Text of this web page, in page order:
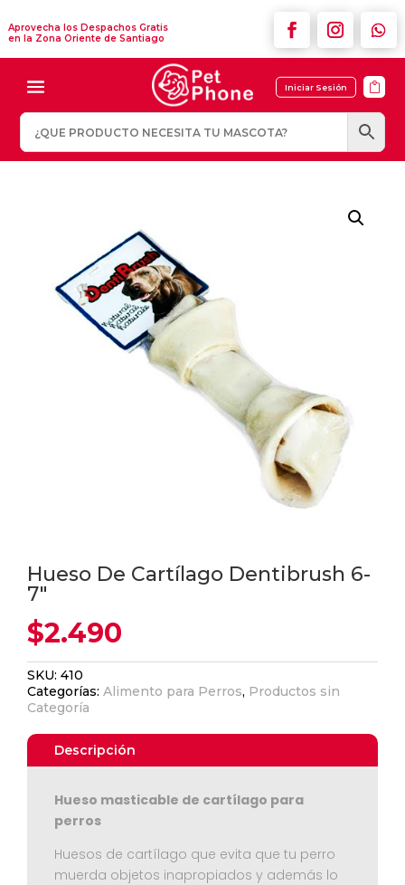
Aprovecha los Despachos Gratis
en la Zona Oriente de Santiago
Iniciar Sesión 
Hueso De Cartílago Dentibrush 6-
7"
$2.490
SKU:410
Categorías:Alimento para Perros, Productos sin
Categoría
Descripción
Hueso masticable de cartílago para
perros
Huesos de cartílago que evita que tu perro
muerda objetos inapropiados y además lo